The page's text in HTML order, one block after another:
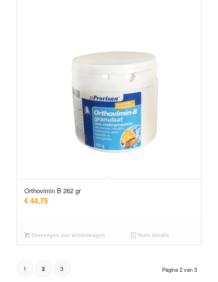
Orthovimin B 262 gr
€44,75
Toevoegen aan winkelwagen Toon details
Pagina 2 van 3
1 2 3